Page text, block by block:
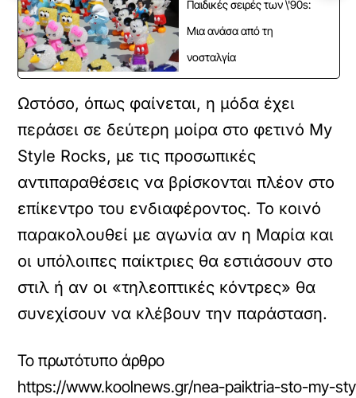
Παιδικές σειρές των \'90s:
Μια ανάσα από τη
νοσταλγία
Ωστόσο, όπως φαίνεται, η μόδα έχει
περάσει σε δεύτερη μοίρα στο φετινό My
Style Rocks, με τις προσωπικές
αντιπαραθέσεις να βρίσκονται πλέον στο
επίκεντρο του ενδιαφέροντος. Το κοινό
παρακολουθεί με αγωνία αν η Μαρία και
οι υπόλοιπες παίκτριες θα εστιάσουν στο
στιλ ή αν οι «τηλεοπτικές κόντρες» θα
συνεχίσουν να κλέβουν την παράσταση.
Το πρωτότυπο άρθρο
https://www.koolnews.gr/nea-paiktria-sto-my-